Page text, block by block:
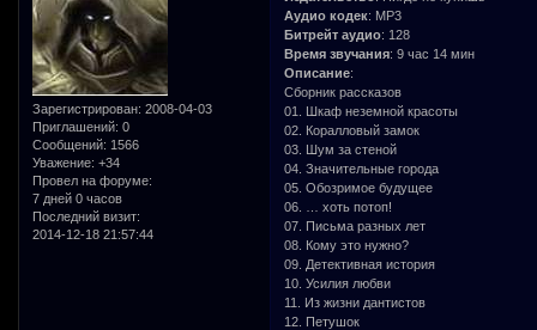
Зарегистрирован: 2008-04-03
Приглашений: 0
Сообщений: 1566
Уважение: +34
Провел на форуме:
7 дней 0 часов
Последний визит:
2014-12-18 21:57:44
Аудио кодек: MP3
Битрейт аудио: 128
Время звучания: 9 час 14 мин
Описание:
Сборник рассказов
01. Шкаф неземной красоты
02. Коралловый замок
03. Шум за стеной
04. Значительные города
05. Обозримое будущее
06. … хоть потоп!
07. Письма разных лет
08. Кому это нужно?
09. Детективная история
10. Усилия любви
11. Из жизни дантистов
12. Петушок